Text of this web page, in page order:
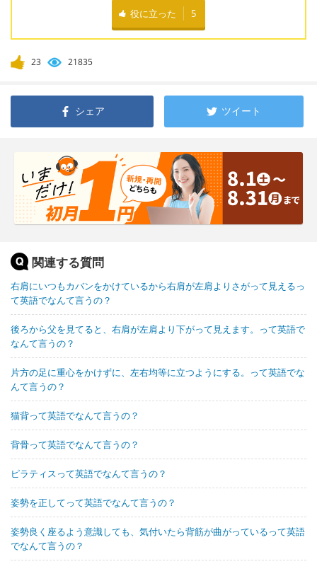
役に立った 5
23 21835
シェア ツイート
関連する質問
右肩にいつもカバンをかけているから右肩が左肩よりさがって見えるっ
て英語でなんて言うの？
後ろから父を見てると、右肩が左肩より下がって見えます。って英語で
なんて言うの？
片方の足に重心をかけずに、左右均等に立つようにする。って英語でな
んて言うの？
猫背って英語でなんて言うの？
背骨って英語でなんて言うの？
ピラティスって英語でなんて言うの？
姿勢を正してって英語でなんて言うの？
姿勢良く座るよう意識しても、気付いたら背筋が曲がっているって英語
でなんて言うの？